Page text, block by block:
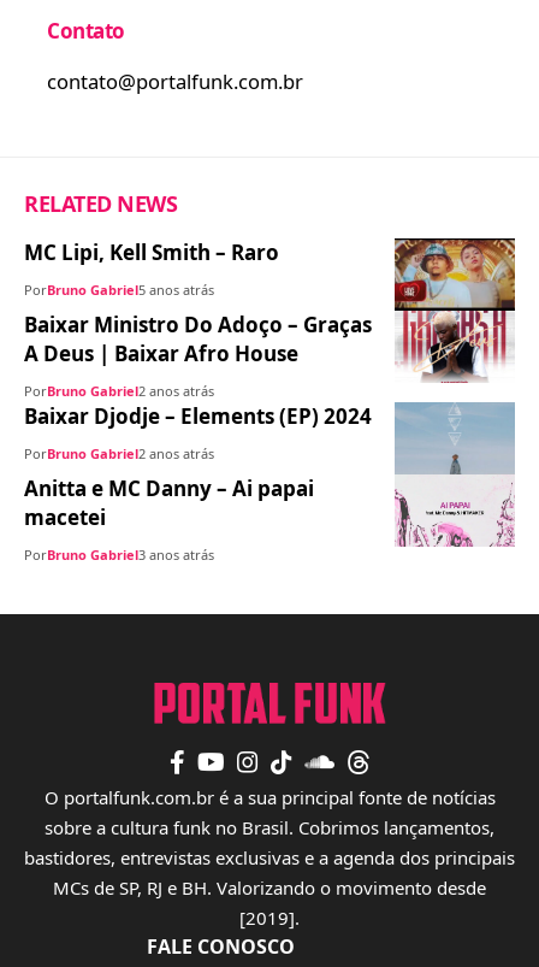
Contato
contato@portalfunk.com.br
RELATED NEWS
MC Lipi, Kell Smith – Raro
PorBruno Gabriel5 anos atrás
Baixar Ministro Do Adoço – Graças
A Deus | Baixar Afro House
PorBruno Gabriel2 anos atrás
Baixar Djodje – Elements (EP) 2024
PorBruno Gabriel2 anos atrás
Anitta e MC Danny – Ai papai
macetei
PorBruno Gabriel3 anos atrás
O portalfunk.com.br é a sua principal fonte de notícias
sobre a cultura funk no Brasil. Cobrimos lançamentos,
bastidores, entrevistas exclusivas e a agenda dos principais
MCs de SP, RJ e BH. Valorizando o movimento desde
[2019].
FALE CONOSCO